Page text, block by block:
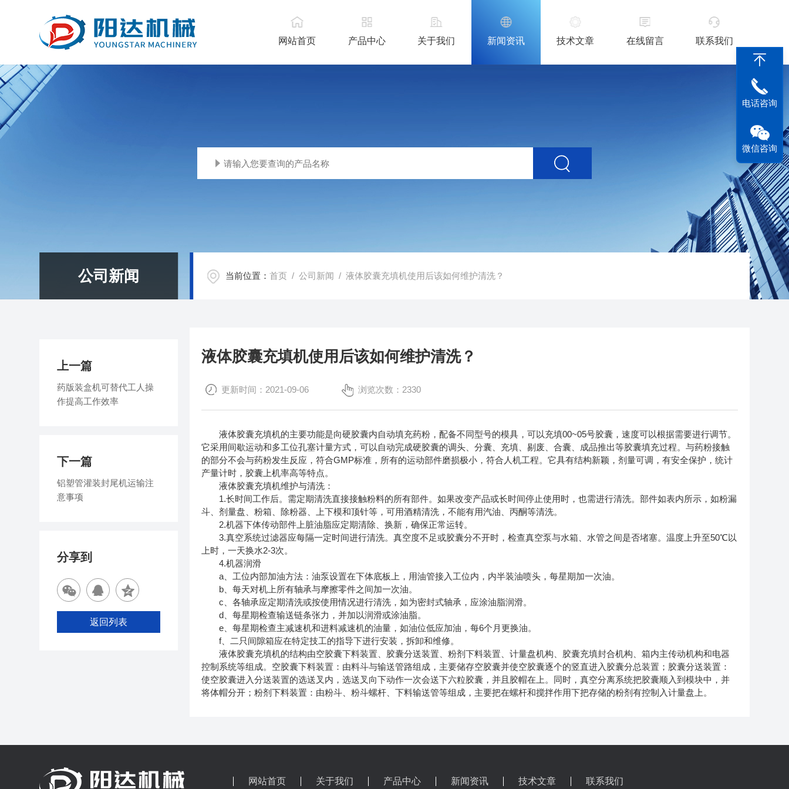
网站首页 产品中心 关于我们 新闻资讯 技术文章 在线留言 联系我们
公司新闻 当前位置：首页 /公司新闻 / 液体胶囊充填机使用后该如何维护清洗？
液体胶囊充填机使用后该如何维护清洗？
更新时间：2021-09-06 浏览次数：2330
液体胶囊充填机的主要功能是向硬胶囊内自动填充药粉，配备不同型号的模具，可以充填00~05号胶囊，速度可以根据需要进行调节。
它采用间歇运动和多工位孔塞计量方式，可以自动完成硬胶囊的调头、分囊、充填、剔废、合囊、成品推出等胶囊填充过程。与药粉接触
的部分不会与药粉发生反应，符合GMP标准，所有的运动部件磨损极小，符合人机工程。它具有结构新颖，剂量可调，有安全保护，统计
产量计时，胶囊上机率高等特点。
液体胶囊充填机维护与清洗：
1.长时间工作后。需定期清洗直接接触粉料的所有部件。如果改变产品或长时间停止使用时，也需进行清洗。部件如表内所示，如粉漏
斗、剂量盘、粉箱、除粉器、上下模和顶针等，可用酒精清洗，不能有用汽油、丙酮等清洗。
2.机器下体传动部件上脏油脂应定期清除、换新，确保正常运转。
3.真空系统过滤器应每隔一定时间进行清洗。真空度不足或胶囊分不开时，检查真空泵与水箱、水管之间是否堵塞。温度上升至50℃以
上时，一天换水2-3次。
4.机器润滑
a、工位内部加油方法：油泵设置在下体底板上，用油管接入工位内，内半装油喷头，每星期加一次油。
b、每天对机上所有轴承与摩擦零件之间加一次油。
c、各轴承应定期清洗或按使用情况进行清洗，如为密封式轴承，应涂油脂润滑。
d、每星期检查输送链条张力，并加以润滑或涂油脂。
e、每星期检查主减速机和进料减速机的油量，如油位低应加油，每6个月更换油。
f、二只间隙箱应在特定技工的指导下进行安装，拆卸和维修。
液体胶囊充填机的结构由空胶囊下料装置、胶囊分送装置、粉剂下料装置、计量盘机构、胶囊充填封合机构、箱内主传动机构和电器
控制系统等组成。空胶囊下料装置：由料斗与输送管路组成，主要储存空胶囊并使空胶囊逐个的竖直进入胶囊分总装置；胶囊分送装置：
使空胶囊进入分送装置的选送叉内，选送叉向下动作一次会送下六粒胶囊，并且胶帽在上。同时，真空分离系统把胶囊顺入到模块中，并
将体帽分开；粉剂下料装置：由粉斗、粉斗螺杆、下料输送管等组成，主要把在螺杆和搅拌作用下把存储的粉剂有控制入计量盘上。
上一篇
药版装盒机可替代工人操
作提高工作效率
下一篇
铝塑管灌装封尾机运输注
意事项
分享到
返回列表
网站首页 关于我们 产品中心 新闻资讯 技术文章 联系我们
电话咨询
微信咨询